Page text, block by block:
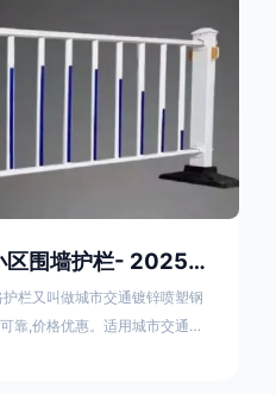
滦州锌钢铁艺护栏-小区围墙护栏- 2025年17631598285新报价
栏又叫做城市交通镀锌喷塑钢
靠,价格优惠。适用城市交通要